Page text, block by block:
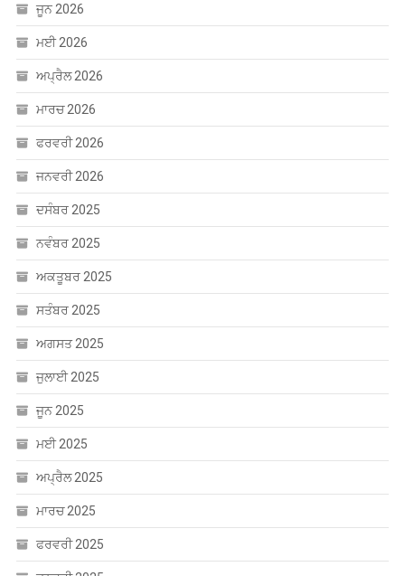
ਜੂਨ 2026
ਮਈ 2026
ਅਪ੍ਰੈਲ 2026
ਮਾਰਚ 2026
ਫਰਵਰੀ 2026
ਜਨਵਰੀ 2026
ਦਸੰਬਰ 2025
ਨਵੰਬਰ 2025
ਅਕਤੂਬਰ 2025
ਸਤੰਬਰ 2025
ਅਗਸਤ 2025
ਜੁਲਾਈ 2025
ਜੂਨ 2025
ਮਈ 2025
ਅਪ੍ਰੈਲ 2025
ਮਾਰਚ 2025
ਫਰਵਰੀ 2025